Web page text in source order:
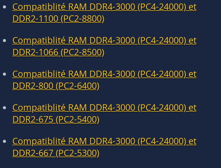
Compatiblité RAM DDR4-3000 (PC4-24000) et
DDR2-1100 (PC2-8800)
Compatiblité RAM DDR4-3000 (PC4-24000) et
DDR2-1066 (PC2-8500)
Compatiblité RAM DDR4-3000 (PC4-24000) et
DDR2-800 (PC2-6400)
Compatiblité RAM DDR4-3000 (PC4-24000) et
DDR2-675 (PC2-5400)
Compatiblité RAM DDR4-3000 (PC4-24000) et
DDR2-667 (PC2-5300)